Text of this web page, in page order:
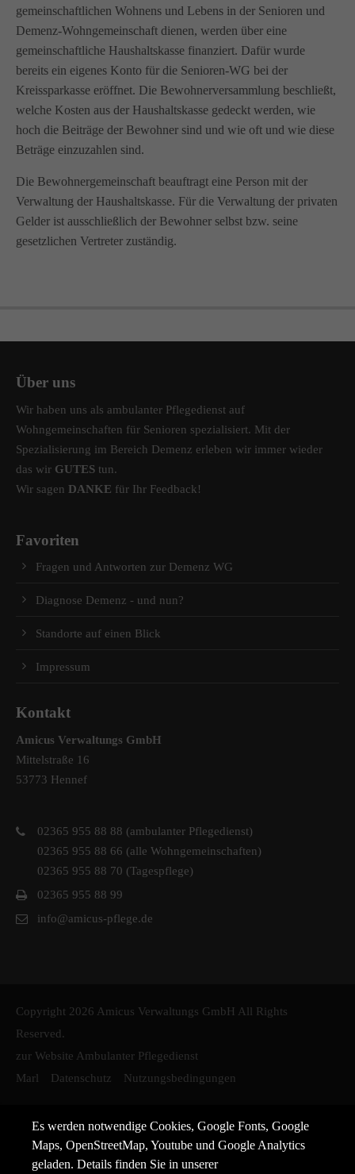
gemeinschaftlichen Wohnens und Lebens in der Senioren und
Demenz-Wohngemeinschaft dienen, werden über eine
gemeinschaftliche Haushaltskasse finanziert. Dafür wurde
bereits ein eigenes Konto für die Senioren-WG bei der
Kreissparkasse eröffnet. Die Bewohnerversammlung beschließt,
welche Kosten aus der Haushaltskasse gedeckt werden, wie
hoch die Beiträge der Bewohner sind und wie oft und wie diese
Beträge einzuzahlen sind.
Die Bewohnergemeinschaft beauftragt eine Person mit der
Verwaltung der Haushaltskasse. Für die Verwaltung der privaten
Gelder ist ausschließlich der Bewohner selbst bzw. seine
gesetzlichen Vertreter zuständig.
Über uns
Wir haben uns als ambulanter Pflegedienst auf
Wohngemeinschaften für Senioren spezialisiert. Mit der
Spezialisierung im Bereich Demenz erleben wir immer wieder
das wir GUTES tun.
Wir sagen DANKE für Ihr Feedback!
Favoriten
Fragen und Antworten zur Demenz WG
Diagnose Demenz - und nun?
Standorte auf einen Blick
Impressum
Kontakt
Amicus Verwaltungs GmbH
Mittelstraße 16
53773 Hennef
02365 955 88 88 (ambulanter Pflegedienst)
02365 955 88 66 (alle Wohngemeinschaften)
02365 955 88 70 (Tagespflege)
02365 955 88 99
info@amicus-pflege.de
Copyright 2026 Amicus Verwaltungs GmbH All Rights
Reserved.
zur Website Ambulanter Pflegedienst
Marl
Datenschutz Nutzungsbedingungen
Es werden notwendige Cookies, Google Fonts, Google
Maps, OpenStreetMap, Youtube und Google Analytics
geladen. Details finden Sie in unserer